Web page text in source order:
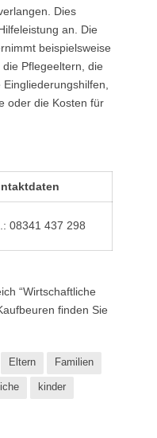
Dies
an. Die
beispielsweise
Pflegeeltern, die
oder die Kosten für
08341 437 298
“Wirtschaftliche
finden Sie
Eltern Familien
kinder